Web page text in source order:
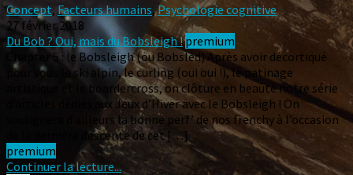
Concept,Facteurs humains,Psychologie cognitive
27 février 2018
Du Bob ? Oui, mais du Bobsleigh ! premium
Chapter 5 : le Bobsleigh (ou Bobsled) Après avoir décortiqué
pour vous le ski alpin, le curling (oui oui !), le patinage
artistique et le boardercross, on clôture en beauté notre série
d’articles dédiés aux Jeux d’Hiver avec le Bobsleigh ! On
soulignera d’ailleurs la bonne perf’ de nos frenchy à l’occasion
de la dernière descente de cet […]
premium
Continuer la lecture...